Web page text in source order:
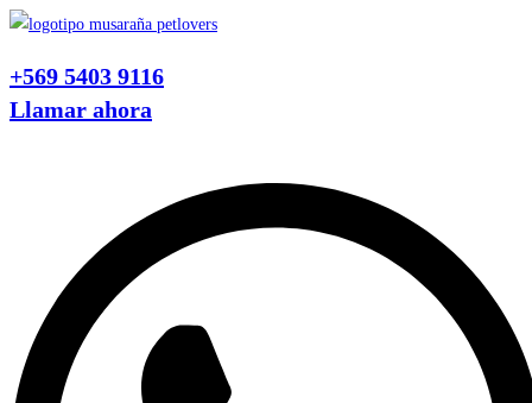
Ir
contenido
+569 5403 9116
Llamar ahora